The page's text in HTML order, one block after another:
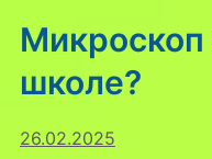
Микроскоп
школе?
26.02.2025